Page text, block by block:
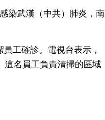
染武漢（中共）肺炎，南
工確診。電視台表示，
這名員工負責清掃的區域